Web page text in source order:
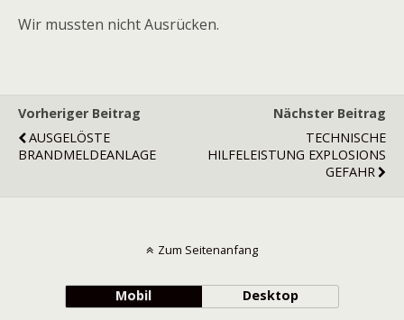
Wir mussten nicht Ausrücken.
Vorheriger Beitrag
AUSGELÖSTE
BRANDMELDEANLAGE
Nächster Beitrag
TECHNISCHE
HILFELEISTUNG EXPLOSIONS
GEFAHR
Zum Seitenanfang
Mobil Desktop